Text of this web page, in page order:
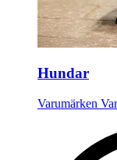
Hundar
Varumärken